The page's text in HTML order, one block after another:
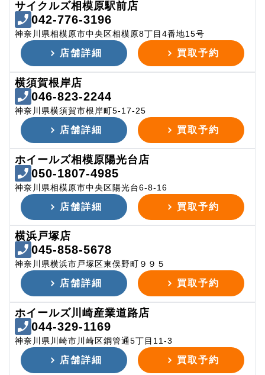
サイクルズ相模原駅前店
042-776-3196
神奈川県相模原市中央区相模原8丁目4番地15号
店舗詳細 買取予約
横須賀根岸店
046-823-2244
神奈川県横須賀市根岸町5-17-25
店舗詳細 買取予約
ホイールズ相模原陽光台店
050-1807-4985
神奈川県相模原市中央区陽光台6-8-16
店舗詳細 買取予約
横浜戸塚店
045-858-5678
神奈川県横浜市戸塚区東俣野町９９５
店舗詳細 買取予約
ホイールズ川崎産業道路店
044-329-1169
神奈川県川崎市川崎区鋼管通5丁目11-3
店舗詳細 買取予約